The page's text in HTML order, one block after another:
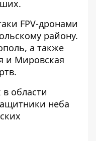
FPV-дронами
району.
а также
и Мировская
области
неба